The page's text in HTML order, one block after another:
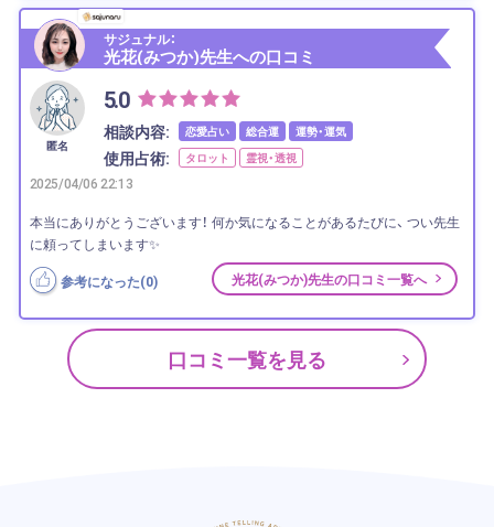
サジュナル：
光花(みつか)先生への口コミ
匿名
5.0
相談内容: 恋愛占い 総合運 運勢・運気
使用占術: タロット 霊視・透視
2025/04/06 22:13
本当にありがとうございます！ 何か気になることがあるたびに、 つい先生
に頼ってしまいます✨
参考になった(0) 光花(みつか)先生の口コミ一覧へ
口コミ一覧を見る